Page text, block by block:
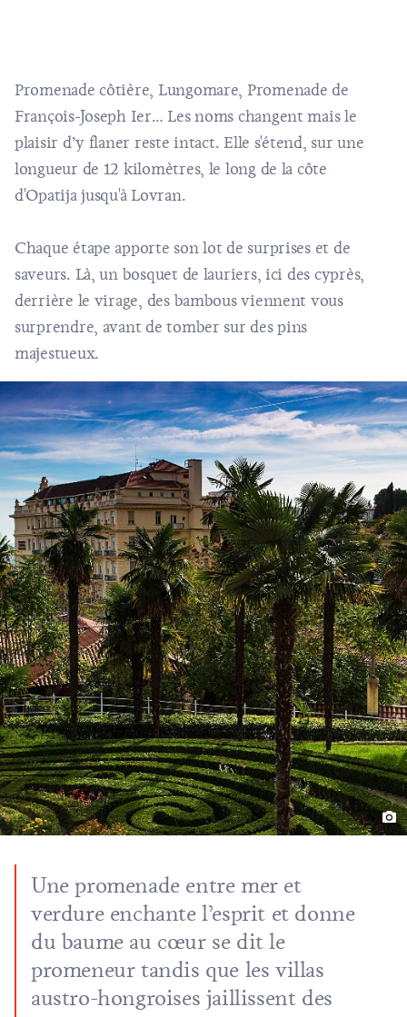
Promenade côtière, Lungomare, Promenade de
François-Joseph Ier… Les noms changent mais le
plaisir d’y flaner reste intact. Elle s'étend, sur une
longueur de 12 kilomètres, le long de la côte
d'Opatija jusqu'à Lovran.
Chaque étape apporte son lot de surprises et de
saveurs. Là, un bosquet de lauriers, ici des cyprès,
derrière le virage, des bambous viennent vous
surprendre, avant de tomber sur des pins
majestueux.
Une promenade entre mer et
verdure enchante l’esprit et donne
du baume au cœur se dit le
promeneur tandis que les villas
austro-hongroises jaillissent des